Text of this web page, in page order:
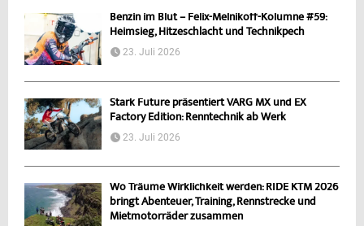
Benzin im Blut – Felix-Melnikoff-Kolumne #59:
Heimsieg, Hitzeschlacht und Technikpech
23. Juli 2026
Stark Future präsentiert VARG MX und EX
Factory Edition: Renntechnik ab Werk
23. Juli 2026
Wo Träume Wirklichkeit werden: RIDE KTM 2026
bringt Abenteuer, Training, Rennstrecke und
Mietmotorräder zusammen